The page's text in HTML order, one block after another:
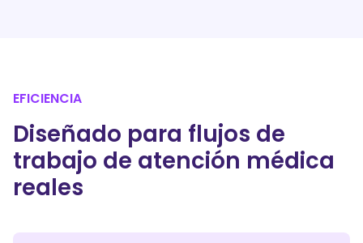
EFICIENCIA
Diseñado para flujos de
trabajo de atención médica
reales